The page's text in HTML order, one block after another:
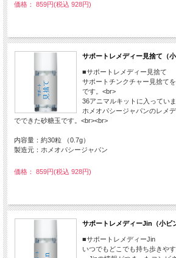
価格： 859円(税込 928円)
サポートレメディー見捨て（小
■サポートレメディー見捨て
サポートチンクチャー見捨て
です。<br>
36アニマルキットに入ってい
ホメオパシージャパンのレメ
でできた砂糖玉です。<br><br>
内容量：約30粒 （0.7g）
製造元：ホメオパシージャパン
価格： 859円(税込 928円)
サポートレメディーJin（小ビ
■サポートレメディーJin
いつでもどこでも持ち歩きや